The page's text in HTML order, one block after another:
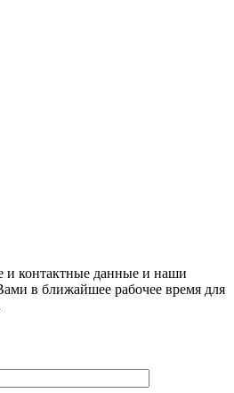
и контактные данные и наши
в ближайшее рабочее время для